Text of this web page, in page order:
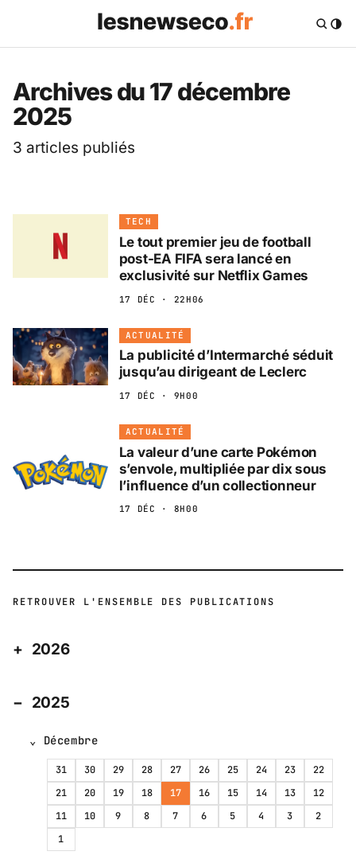
Les News Eco .fr —
Archives du 17 décembre
2025
3 articles publiés
TECH
Le tout premier jeu de football
post-EA FIFA sera lancé en
exclusivité sur Netflix Games
17 DÉC · 22H06
ACTUALITÉ
La publicité d’Intermarché séduit
jusqu’au dirigeant de Leclerc
17 DÉC · 9H00
ACTUALITÉ
La valeur d’une carte Pokémon
s’envole, multipliée par dix sous
l’influence d’un collectionneur
17 DÉC · 8H00
RETROUVER L'ENSEMBLE DES PUBLICATIONS
2026
2025
Décembre
31 30 29 28 27 26 25 24 23
22
21
20 19 18 17 16 15 14 13
12
11
10 9 8 7 6 5 4 3
2
1